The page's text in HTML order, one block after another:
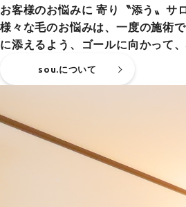
お客様のお悩みに 寄り〝添う〟サ
様々な毛のお悩みは、一度の施術
に添えるよう、ゴールに向かって
sou.について